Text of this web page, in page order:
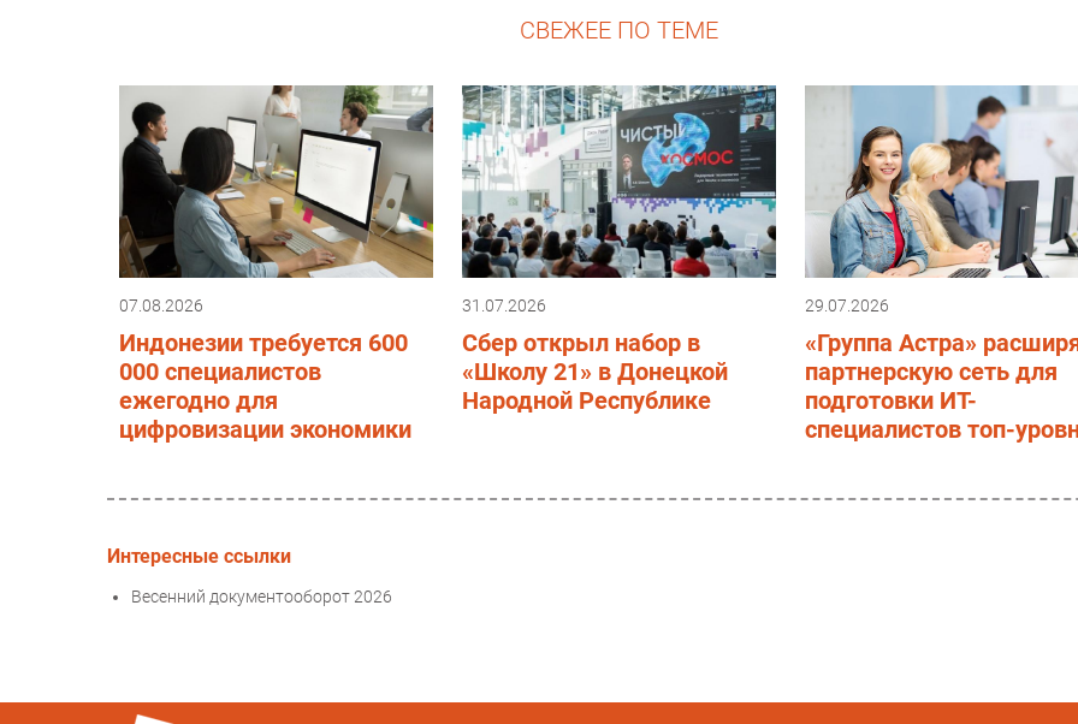
СВЕЖЕЕ ПО ТЕМЕ
07.08.2026
Индонезии требуется 600
000 специалистов
ежегодно для
цифровизации экономики
31.07.2026
Сбер открыл набор в
«Школу 21» в Донецкой
Народной Республике
29.07.2026
«Группа Астра»
партнерскую сеть для
подготовки ИТ-
специалистов топ-
Интересные ссылки
Весенний документооборот 2026